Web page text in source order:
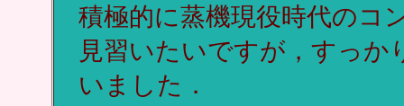
積極的に蒸機現役時代のコ
見習いたいですが，すっ
いました．